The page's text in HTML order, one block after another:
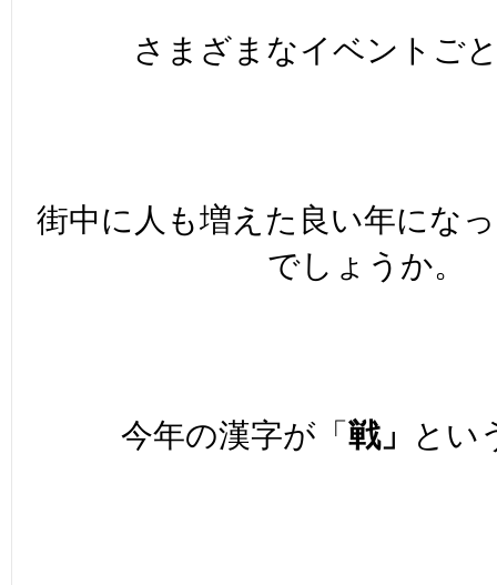
さまざまなイベントご
街中に人も増えた良い年にな
でしょうか。
今年の漢字が「戦」 とい